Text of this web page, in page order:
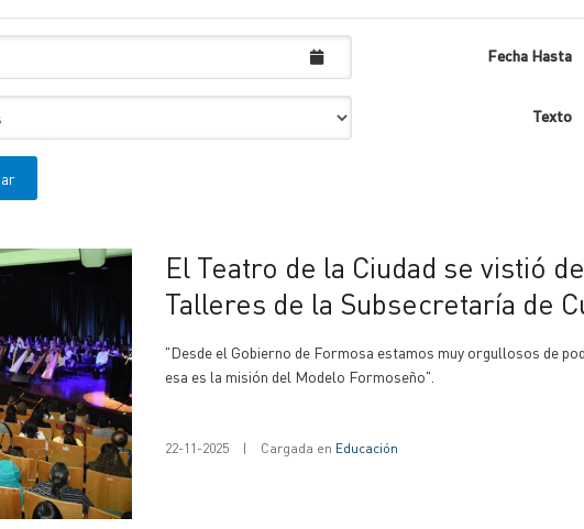
Fecha Hasta
Texto
El Teatro de la Ciudad se vistió de gala al albergar el cierre de los
Talleres de la Subsecretaría de
"Desde el Gobierno de Formosa estamos muy orgullosos de
esa es la misión del Modelo Formoseño".
22-11-2025 | Cargada en Educación